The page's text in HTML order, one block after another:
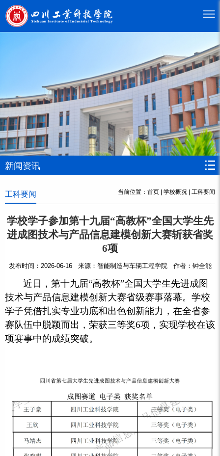
新闻资讯
工科要闻 当前位置： 首页 | 学校概况 | 工科要闻
学校学子参加第十九届“高教杯”全国大学生先
进成图技术与产品信息建模创新大赛斩获省奖
6项
发布时间：2026-06-16 来源：智能制造与车辆工程学院 作者：钟全能
近日，第十九届“高教杯”全国大学生先进成图
技术与产品信息建模创新大赛省级赛事落幕。学校
学子凭借扎实专业功底和出色创新能力，在全省参
赛队伍中脱颖而出，荣获三等奖6项，实现学校在该
项赛事中的成绩突破。